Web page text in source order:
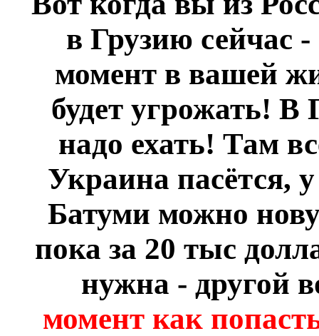
в Грузию сейчас -
момент в вашей
будет угрожать! В
надо ехать! Там
Украина пасётся,
Батуми можно
пока за 20 тыс
нужна - другой
момент как